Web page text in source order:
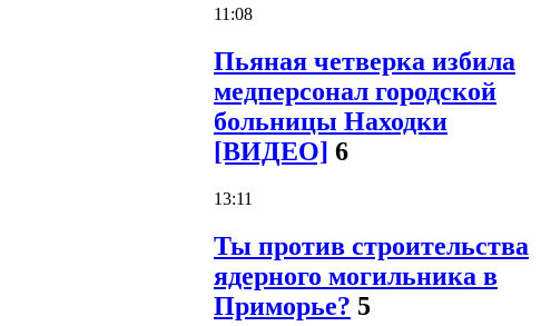
11:08
Пьяная четверка избила
медперсонал городской
больницы Находки
[ВИДЕО] 6
13:11
Ты против строительства
ядерного могильника в
Приморье? 5